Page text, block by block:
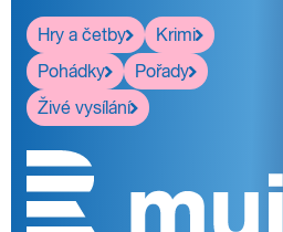
Hry a četby
Krimi
Pohádky
Pořady
Živé vysílání